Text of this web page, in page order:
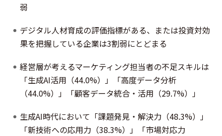
弱
デジタル人材育成の評価指標がある、または投資対効
果を把握している企業は3割弱にとどまる
経営層が考えるマーケティング担当者の不足スキルは
「生成AI活用（44.0%）」「高度データ分析
（44.0%）」「顧客データ統合・活用（29.7%）」
生成AI時代において「課題発見・解決力（48.3%）」
「新技術への応用力（38.3%）」「市場対応力